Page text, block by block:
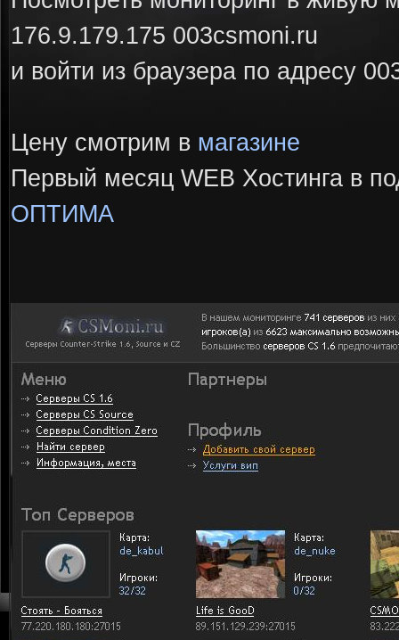
176.9.179.175 003csmoni.ru
и войти из браузера по адресу
Цену смотрим в магазине
Первый месяц WEB Хостинга в
ОПТИМА